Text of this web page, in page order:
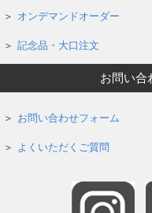
オンデマンドオーダー
記念品・大口注文
お問い合
お問い合わせフォーム
よくいただくご質問